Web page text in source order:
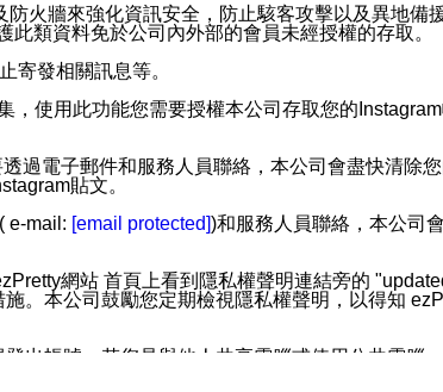
火牆來強化資訊安全，防止駭客攻擊以及異地備
類資料免於公司內外部的會員未經授權的存取。
寄發相關訊息等。
使用此功能您需要授權本公司存取您的
過電子郵件和服務人員聯絡，本公司會盡快清除
貼文。
e-mail: [email protected])和服務人員聯絡，本公司
網站 首頁上看到隱私權聲明連結旁的
。本公司鼓勵您定期檢視隱私權聲明，以得知
出帳號。若您是與他人共享電腦或使用公共電腦